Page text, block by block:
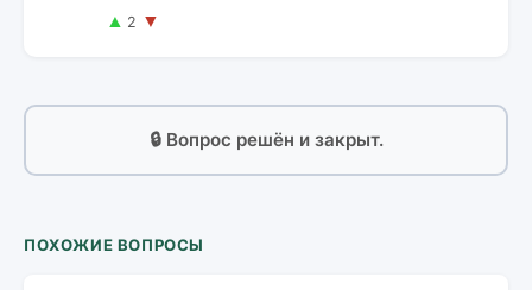
▲ 2 ▼
🔒 Вопрос решён и закрыт.
ПОХОЖИЕ ВОПРОСЫ